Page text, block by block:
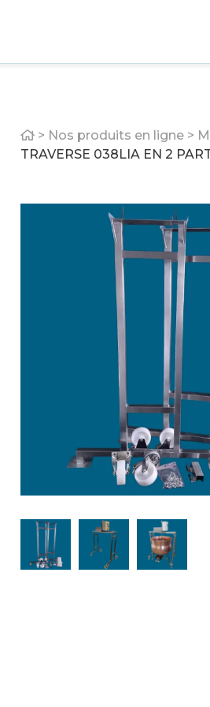
Home
> Nos produits en ligne >
TRAVERSE 038LIA EN 2